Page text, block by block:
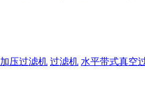
加压过滤机 过滤机 水平带式真空